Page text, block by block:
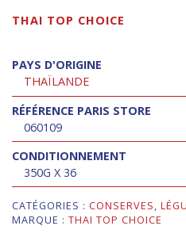
THAI TOP CHOICE
PAYS D'ORIGINE
THAÏLANDE
RÉFÉRENCE PARIS STORE
060109
CONDITIONNEMENT
350G X 36
CATÉGORIES : CONSERVES,
MARQUE : THAI TOP CHOICE